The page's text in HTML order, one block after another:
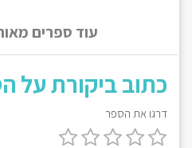
עוד ספרים
כתוב ביקורת על
דרגו את הספר